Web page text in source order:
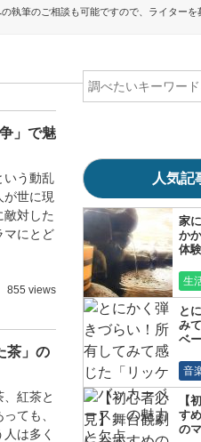
執筆のご相談も可能ですので、ライター
」で魅
いう動乱
世に現
対した
マにとど
855 views
茶」の
紅茶と
ても、
は多く
人気記
家
か
体
生
と
み
ベ
音
【
す
の